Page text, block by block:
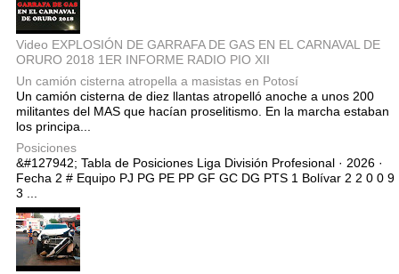
Video EXPLOSIÓN DE GARRAFA DE GAS EN EL CARNAVAL DE
ORURO 2018 1ER INFORME RADIO PIO XII
Un camión cisterna atropella a masistas en Potosí
Un camión cisterna de diez llantas atropelló anoche a unos 200
militantes del MAS que hacían proselitismo. En la marcha estaban
los principa...
Posiciones
&#127942; Tabla de Posiciones Liga División Profesional · 2026 ·
Fecha 2 # Equipo PJ PG PE PP GF GC DG PTS 1 Bolívar 2 2 0 0 9
3 ...